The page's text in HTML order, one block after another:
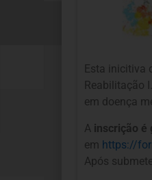
Esta inicitiva
Reabilitação
em doença
A inscrição é
em https://
Após